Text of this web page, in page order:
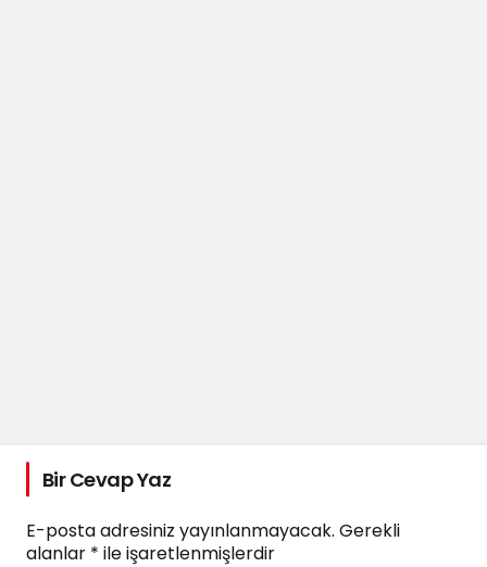
Bir Cevap Yaz
E-posta adresiniz yayınlanmayacak. Gerekli
alanlar * ile işaretlenmişlerdir